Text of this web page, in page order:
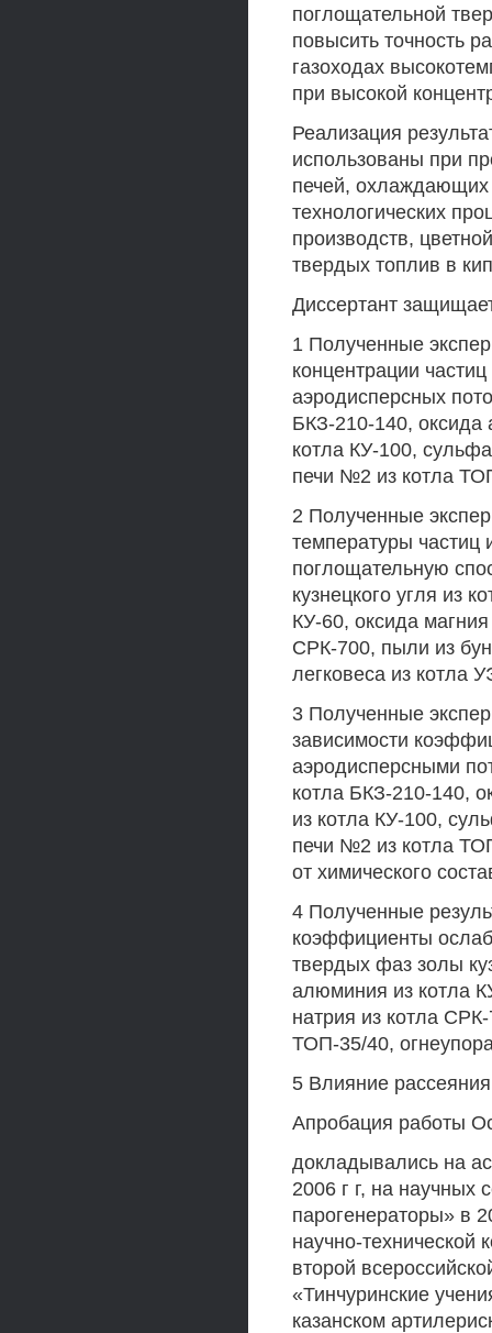
поглощательной
повысить точность
газоходах
при высокой
Реализация
использованы при
печей,
технологических
производств,
твердых топлив в
Диссертант
1 Полученные
концентрации
аэродисперсных
БКЗ-210-140, оксида
котла КУ-100,
печи №2 из котла
2 Полученные
температуры частиц
поглощательную
кузнецкого угля из
КУ-60, оксида
СРК-700, пыли из
легковеса из котла
3 Полученные
зависимости
аэродисперсными
котла БКЗ-210-140,
из котла КУ-100,
печи №2 из котла
от химического
4 Полученные
коэффициенты
твердых фаз золы
алюминия из котла
натрия из котла
ТОП-35/40,
5 Влияние
Апробация работы
докладывались на
2006 г г, на научных
парогенераторы» в
научно-технической
второй
«Тинчуринские
казанском